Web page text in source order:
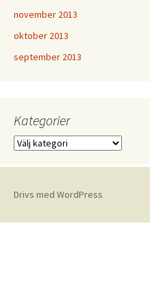
november 2013
oktober 2013
september 2013
Kategorier
Kategorier
Drivs med WordPress